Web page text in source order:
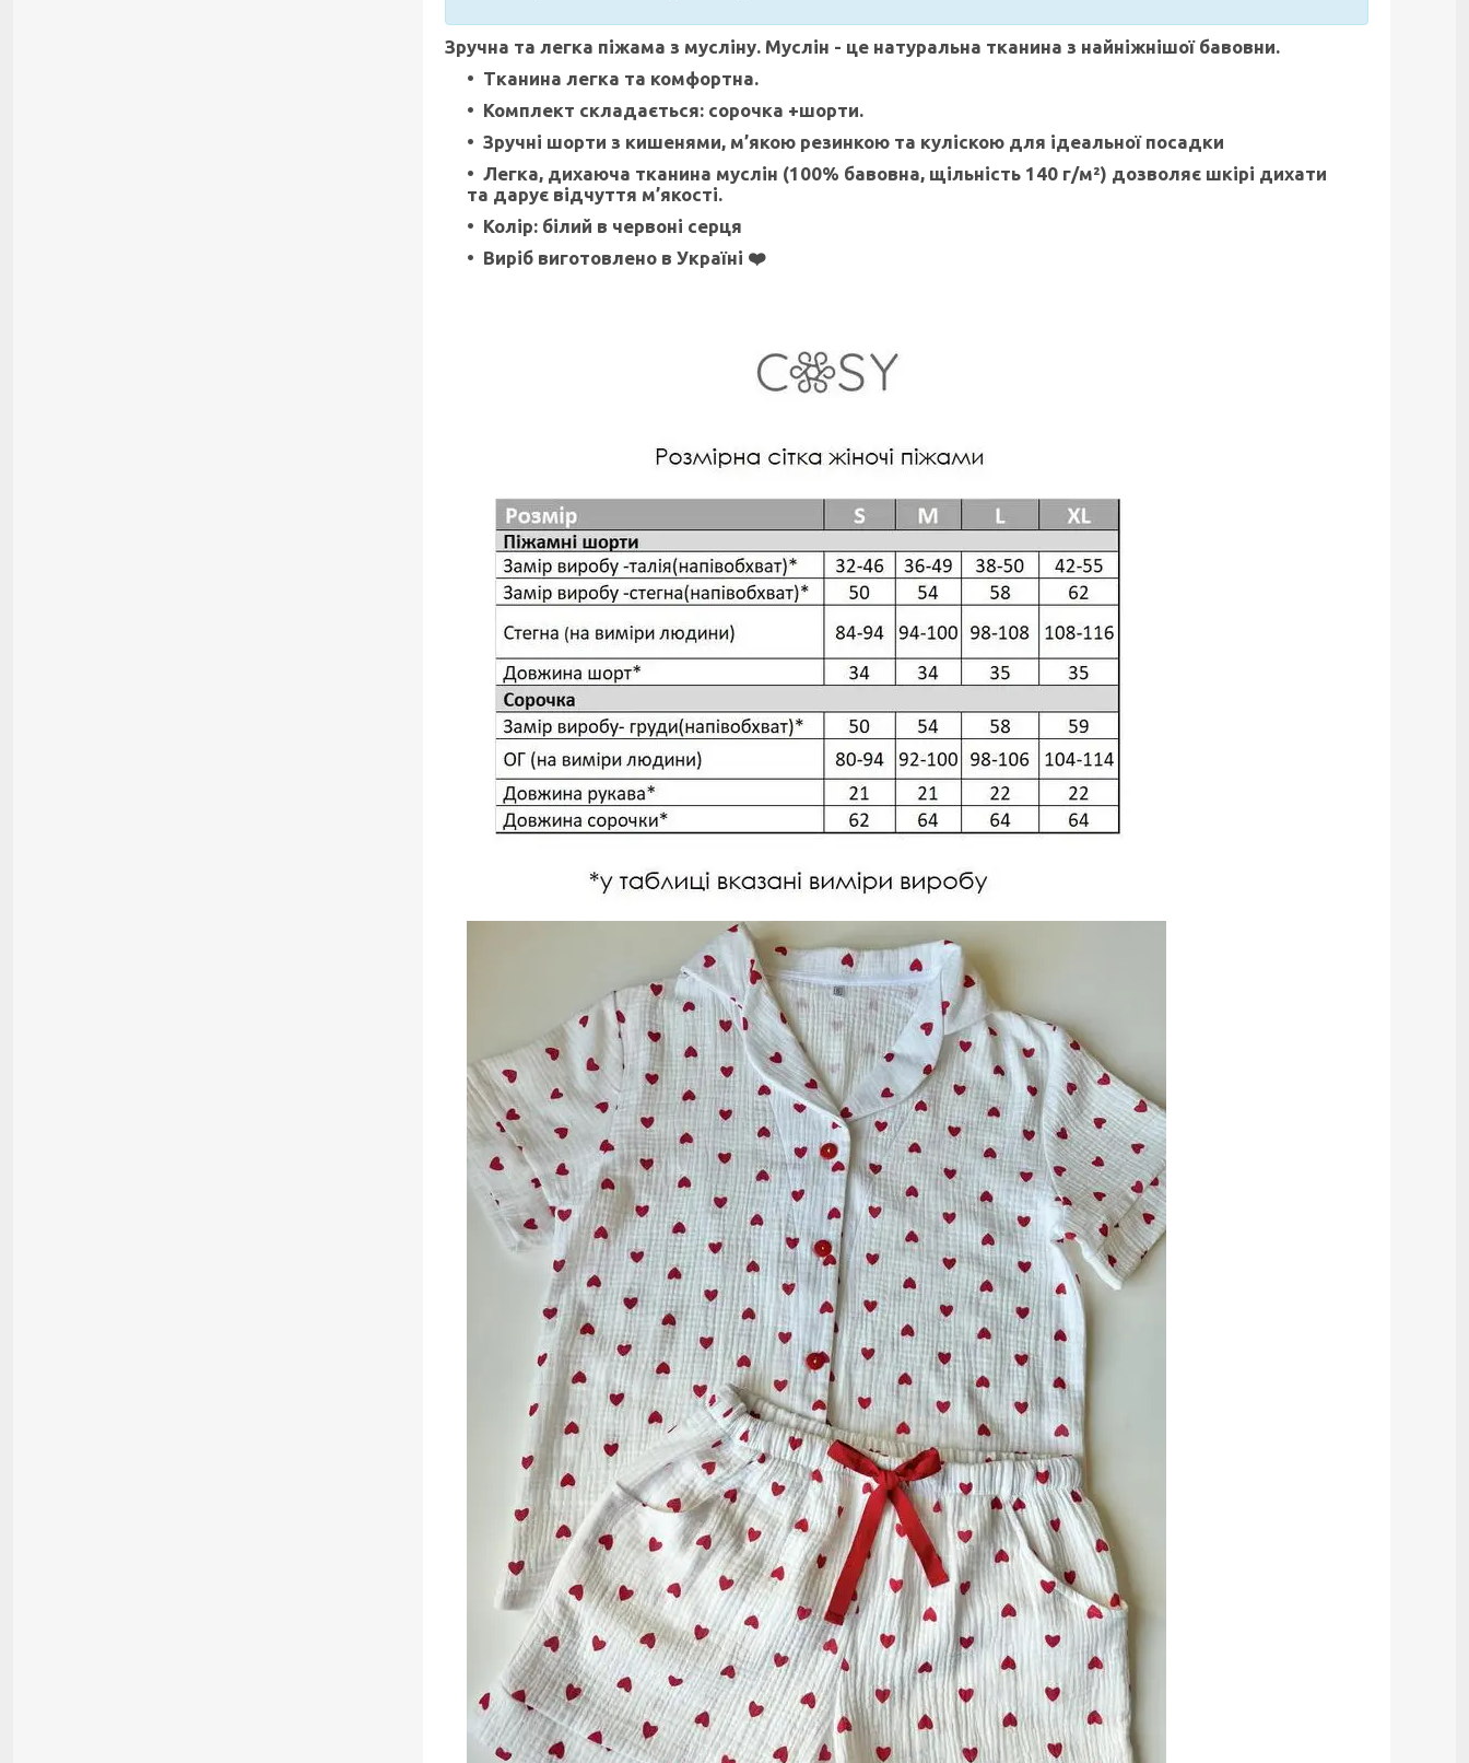
Зручна та легка піжама з мусліну. Муслін - це натуральна тканина з найніжнішої бавовни.
Тканина легка та комфортна.
Комплект складається: сорочка +шорти.
Зручні шорти з кишенями, м’якою резинкою та куліскою для ідеальної посадки
Легка, дихаюча тканина муслін (100% бавовна, щільність 140 г/м²) дозволяє шкірі дихати
та дарує відчуття м’якості.
Колір: білий в червоні серця
Виріб виготовлено в Україні ❤️